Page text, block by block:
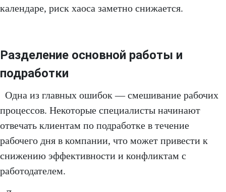
календаре, риск хаоса заметно снижается.
Разделение основной работы и
подработки
Одна из главных ошибок — смешивание рабочих
процессов. Некоторые специалисты начинают
отвечать клиентам по подработке в течение
рабочего дня в компании, что может привести к
снижению эффективности и конфликтам с
работодателем.